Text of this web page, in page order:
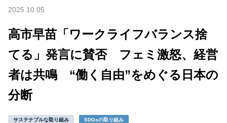
2025.10.05
高市早苗「ワークライフバランス捨
てる」発言に賛否 フェミ激怒、経営
者は共鳴 “働く自由”をめぐる日本の
分断
サステナブルな取り組み SDGsの取り組み